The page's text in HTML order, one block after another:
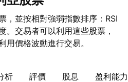
，並按相對強弱指數排序：RSI
。交易者可以利用這些股票，
用價格波動進行交易。
析 評價 股息 盈利能力